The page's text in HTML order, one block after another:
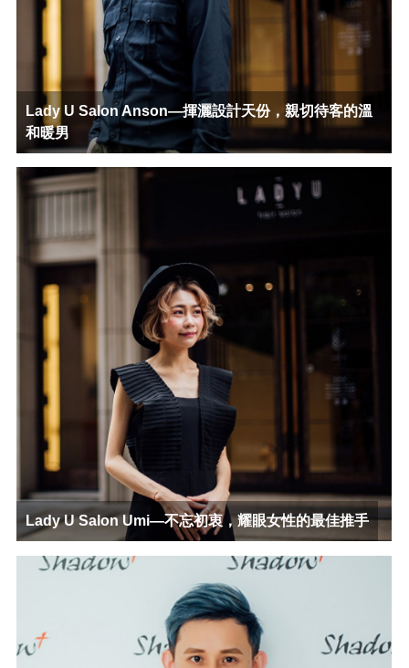
Lady U Salon Anson—揮灑設計天份，親切待客的溫
和暖男
Lady U Salon Umi—不忘初衷，耀眼女性的最佳推手